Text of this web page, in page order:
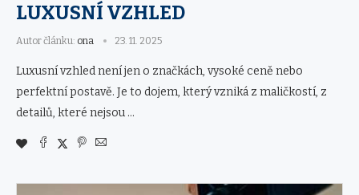
LUXUSNÍ VZHLED
Autor článku: ona 23. 11. 2025
Luxusní vzhled není jen o značkách, vysoké ceně nebo
perfektní postavě. Je to dojem, který vzniká z maličkostí, z
detailů, které nejsou …